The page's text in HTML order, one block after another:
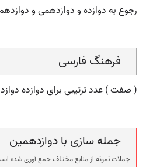
رجوع به دوازده و دوازدهمی و
فرهنگ فارسی
( صفت ) عدد ترتیبی برای دوازده
جمله سازی با دوازدهمین
جملات نمونه از منابع مختلف جمع آوری شده